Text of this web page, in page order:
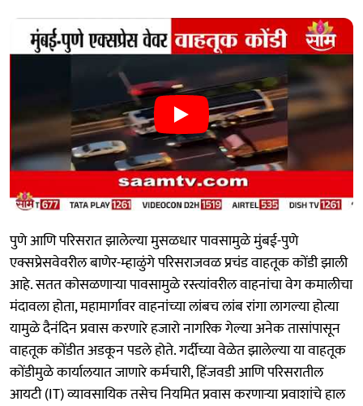
पुणे आणि परिसरात झालेल्या मुसळधार पावसामुळे मुंबई-पुणे
एक्सप्रेसवेवरील बाणेर-म्हाळुंगे परिसराजवळ प्रचंड वाहतूक कोंडी झाली
आहे. सतत कोसळणाऱ्या पावसामुळे रस्त्यांवरील वाहनांचा वेग कमालीचा
मंदावला होता, महामार्गावर वाहनांच्या लांबच लांब रांगा लागल्या होत्या
यामुळे दैनंदिन प्रवास करणारे हजारो नागरिक गेल्या अनेक तासांपासून
वाहतूक कोंडीत अडकून पडले होते. गर्दीच्या वेळेत झालेल्या या वाहतूक
कोंडीमुळे कार्यालयात जाणारे कर्मचारी, हिंजवडी आणि परिसरातील
आयटी (IT) व्यावसायिक तसेच नियमित प्रवास करणाऱ्या प्रवाशांचे हाल